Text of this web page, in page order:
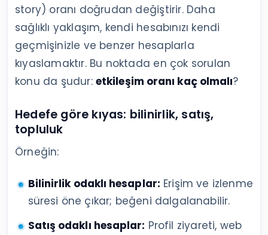
story) oranı doğrudan değiştirir. Daha
sağlıklı yaklaşım, kendi hesabınızı kendi
geçmişinizle ve benzer hesaplarla
kıyaslamaktır. Bu noktada en çok sorulan
konu da şudur:etkileşim oranı kaç olmalı?
Hedefe göre kıyas: bilinirlik, satış,
topluluk
Örneğin:
Bilinirlik odaklı hesaplar: Erişim ve izlenme
süresi öne çıkar; beğeni dalgalanabilir.
Satış odaklı hesaplar: Profil ziyareti, web